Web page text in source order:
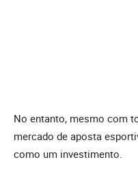
No entanto, mesmo com
mercado de aposta
como um investimento.